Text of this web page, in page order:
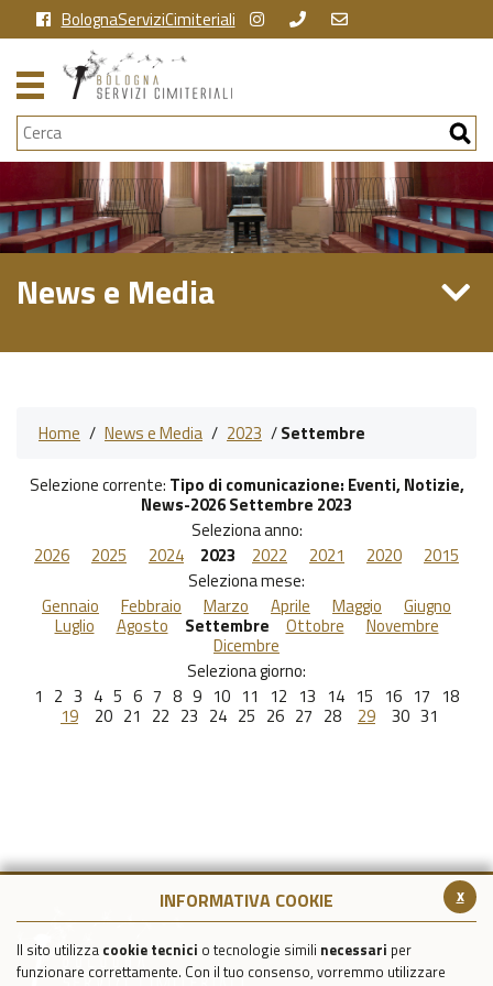
x
INFORMATIVA COOKIE
Il sito utilizza cookie tecnici o tecnologie simili necessari per
funzionare correttamente. Con il tuo consenso, vorremmo utilizzare
BolognaServiziCimiteriali
Cerca
News e Media
Home / News e Media / 2023 /Settembre
Selezione corrente: Tipo di comunicazione: Eventi, Notizie,
News-2026 Settembre 2023
Seleziona anno:
2026
2025 2024 2023 2022 2021 2020
2015
Seleziona mese:
Gennaio
Febbraio Marzo Aprile Maggio Giugno
Luglio Agosto Settembre Ottobre Novembre
Dicembre
Seleziona giorno:
1 2 3 4 5 6 7 8 9 10 11 12 13 14 15 16 17 18
19 20 21 22 23 24 25 26 27 28 29 30 31